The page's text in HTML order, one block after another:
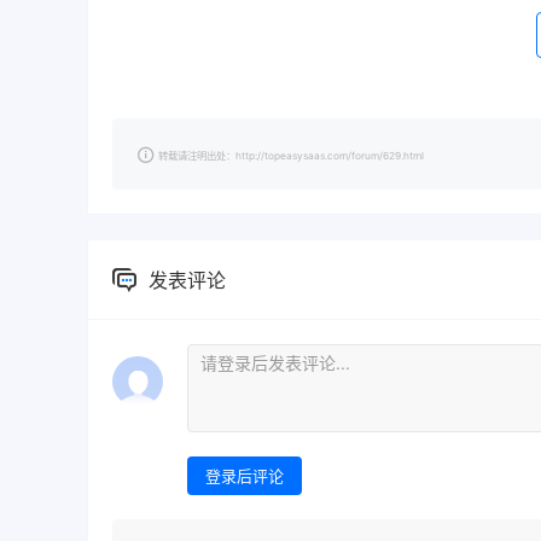
转载请注明出处：http://topeasysaas.com/forum/629.html
发表评论
登录后评论